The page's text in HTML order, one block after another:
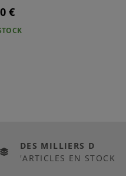
€
DES MILLIERS D
'ARTICLES EN STOCK